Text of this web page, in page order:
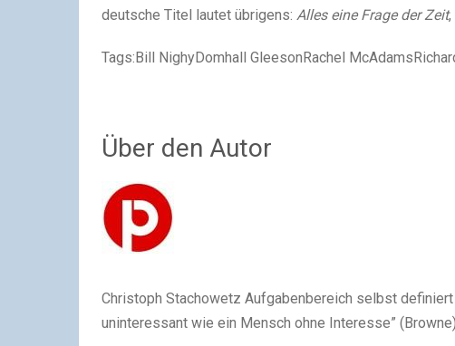
deutsche Titel lautet übrigens: Alles eine Frage der Zeit
Tags:Bill NighyDomhall GleesonRachel
Über den Autor
Christoph Stachowetz Aufgabenbereich selbst
uninteressant wie ein Mensch ohne Interesse”